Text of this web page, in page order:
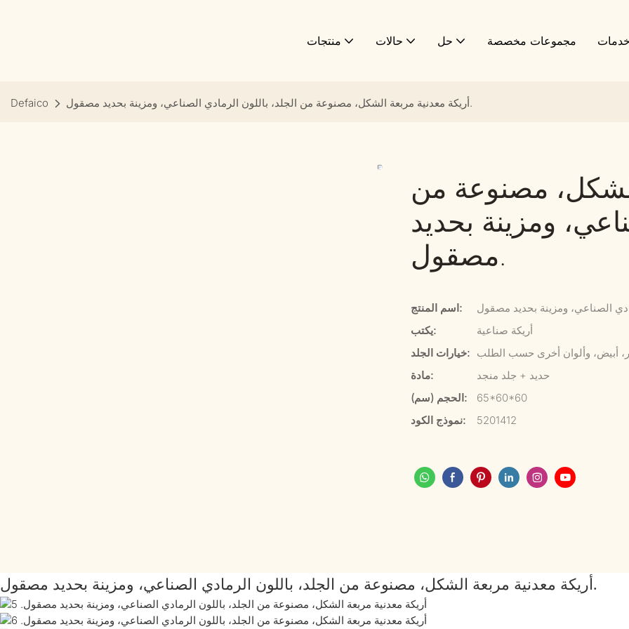
منتجات حالات حل مجموعات مخصصة خدمات
Defaico أريكة معدنية مربعة الشكل، مصنوعة من الجلد، باللون الرمادي الصناعي، ومزينة بحديد مصقول.
مصنوعة من
ومزينة بحديد
مصقول.
اسم المنتج:
يكتب:
أريكة صناعية
خيارات الجلد: أبيض، وألوان أخرى حسب الطلب
مادة:
حديد + جلد منجد
الحجم (سم):
65*60*60
نموذج الكود:
5201412
أريكة معدنية مربعة الشكل، مصنوعة من الجلد، باللون الرمادي الصناعي، ومزينة بحديد مصقول.